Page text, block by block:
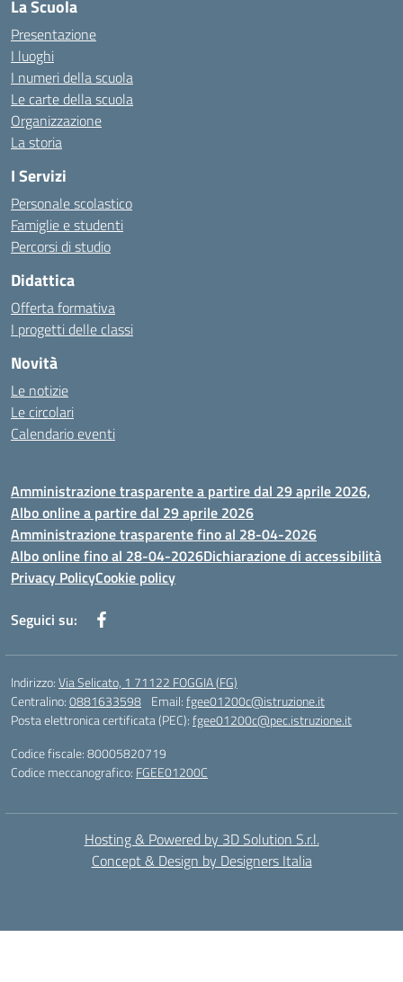
La Scuola
Presentazione
I luoghi
I numeri della scuola
Le carte della scuola
Organizzazione
La storia
I Servizi
Personale scolastico
Famiglie e studenti
Percorsi di studio
Didattica
Offerta formativa
I progetti delle classi
Novità
Le notizie
Le circolari
Calendario eventi
Amministrazione trasparente a partire dal 29 aprile 2026,
Albo online a partire dal 29 aprile 2026
Amministrazione trasparente fino al 28-04-2026
Albo online fino al 28-04-2026Dichiarazione di accessibilità
Privacy PolicyCookie policy
Seguici su:
Indirizzo:Via Selicato, 1 71122 FOGGIA (FG)
Centralino:0881633598 Email:fgee01200c@istruzione.it
Posta elettronica certificata (PEC):fgee01200c@pec.istruzione.it
Codice fiscale: 80005820719
Codice meccanografico: FGEE01200C
Hosting & Powered by 3D Solution S.r.l.
Concept & Design by Designers Italia